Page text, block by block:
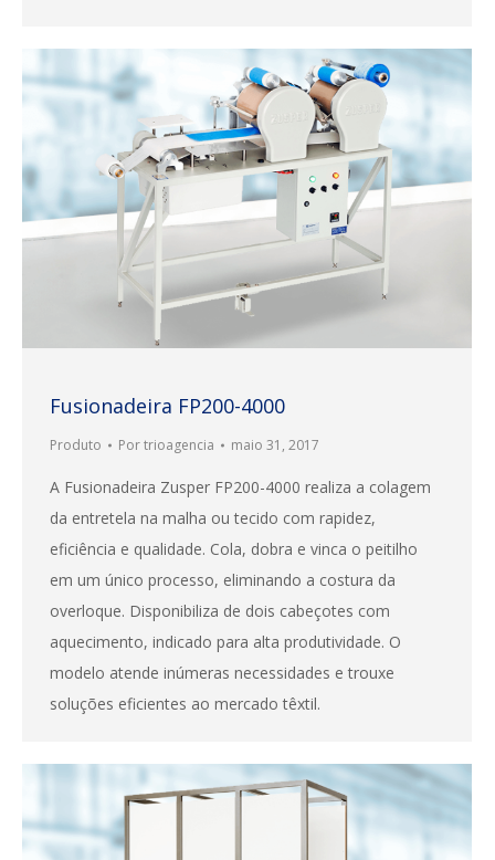
Fusionadeira FP200-4000
Produto Portrioagencia maio 31, 2017
A Fusionadeira Zusper FP200-4000 realiza a colagem
da entretela na malha ou tecido com rapidez,
eficiência e qualidade. Cola, dobra e vinca o peitilho
em um único processo, eliminando a costura da
overloque. Disponibiliza de dois cabeçotes com
aquecimento, indicado para alta produtividade. O
modelo atende inúmeras necessidades e trouxe
soluções eficientes ao mercado têxtil.